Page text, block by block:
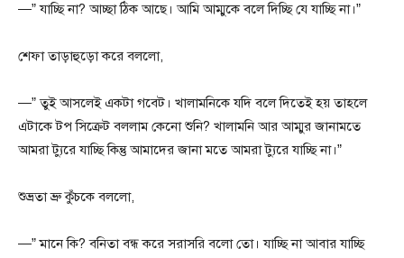
—” যাচ্ছি না? আচ্ছা ঠিক আছে। আমি আম্মুকে বলে দিচ্ছি যে যাচ্ছি না।”
শেফা তাড়াহুড়ো করে বললো,
—” তুই আসলেই একটা গবেট। খালামনিকে যদি বলে দিতেই হয় তাহলে
এটাকে টপ সিক্রেট বললাম কেনো শুনি? খালামনি আর আম্মুর জানামতে
আমরা ট্যুরে যাচ্ছি কিন্তু আমাদের জানা মতে আমরা ট্যুরে যাচ্ছি না।”
শুভ্রতা ভ্রু কুঁচকে বললো,
—” মানে কি? বনিতা বন্ধ করে সরাসরি বলো তো। যাচ্ছি না আবার যাচ্ছি